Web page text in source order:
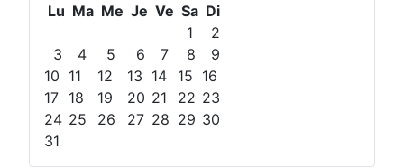
Lu Ma Me Je Ve Sa Di
1
2
3
4 5 6 7 8
9
10 11 12 13 14 15 16
17 18 19 20 21 22 23
24 25 26 27 28 29 30
31